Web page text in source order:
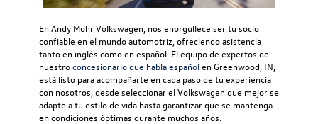
En Andy Mohr Volkswagen, nos enorgullece ser tu socio
confiable en el mundo automotriz, ofreciendo asistencia
tanto en inglés como en español. El equipo de expertos de
nuestroconcesionario que habla españolen Greenwood, IN,
está listo para acompañarte en cada paso de tu experiencia
con nosotros, desde seleccionar el Volkswagen que mejor se
adapte a tu estilo de vida hasta garantizar que se mantenga
en condiciones óptimas durante muchos años.